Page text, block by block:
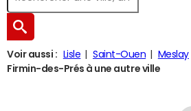
Voir aussi : Lisle Saint-Ouen Meslay
Firmin-des-Prés à une autre ville